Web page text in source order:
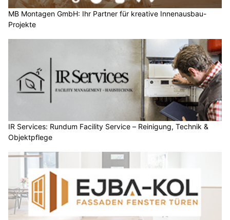
MB Montagen GmbH: Ihr Partner für kreative Innenausbau-
Projekte
IR Services: Rundum Facility Service – Reinigung, Technik &
Objektpflege